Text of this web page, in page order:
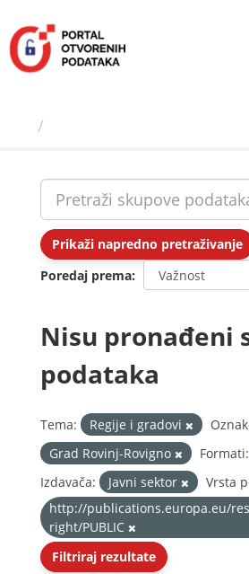
sadržaj
Prikaži napredno pretraživanje
Poredaj prema
Nisu pronađeni
podataka
Tema: Regije i gradovi
Grad Rovinj-Rovigno
Formati:
Izdavača:
Javni sektor
Vrsta
http://publications.europa.eu/
right/PUBLIC
Filtriraj rezultate